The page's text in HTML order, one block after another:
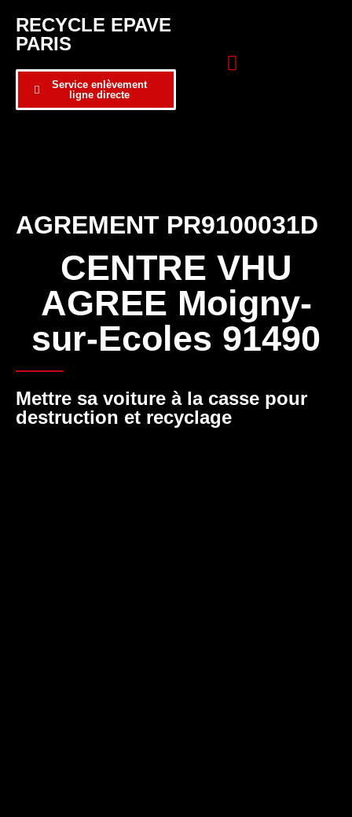
RECYCLE EPAVE
PARIS
Service enlèvement
ligne directe
AGREMENT PR9100031D
CENTRE VHU
AGREE Moigny-
sur-Ecoles 91490
Mettre sa voiture à la casse pour
destruction et recyclage